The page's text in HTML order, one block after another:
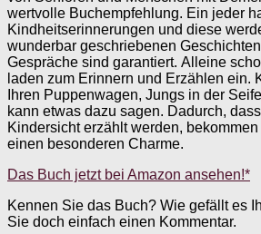
wertvolle Buchempfehlung. Ein jeder
Kindheitserinnerungen und diese
wunderbar geschriebenen
Gespräche sind garantiert. Alleine
laden zum Erinnern und Erzählen ein.
Ihren Puppenwagen, Jungs in der
kann etwas dazu sagen. Dadurch,
Kindersicht erzählt werden,
einen besonderen Charme.
Das Buch jetzt bei Amazon ansehen!*
Kennen Sie das Buch? Wie gefällt es
Sie doch einfach einen Kommentar.